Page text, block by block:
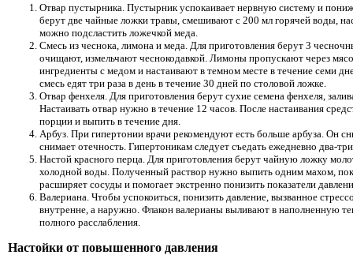
Отвар пустырника. Пустырник успокаивает нервную систему и
берут две чайные ложки травы, смешивают с 200 мл горячей воды,
можно подсластить ложечкой меда.
Смесь из чеснока, лимона и меда. Для приготовления берут 3
очищают, измельчают чеснокодавкой. Лимоны пропускают через
ингредиенты с медом и настаивают в темном месте в течение семи
смесь едят три раза в день в течение 30 дней по столовой ложке.
Отвар фенхеля. Для приготовления берут сухие семена фенхеля,
Настаивать отвар нужно в течение 12 часов. После настаивания
порции и выпить в течение дня.
Арбуз. При гипертонии врачи рекомендуют есть больше арбуза. Он
снимает отечность. Гипертоникам следует съедать ежедневно два-
Настой красного перца. Для приготовления берут чайную ложку
холодной воды. Полученный раствор нужно выпить одним махом,
расширяет сосуды и помогает экстренно понизить показатели
Валериана. Чтобы успокоиться, понизить давление, вызванное
внутренне, а наружно. Флакон валерианы выливают в наполненную
полного расслабления.
Настойки от повышенного давления